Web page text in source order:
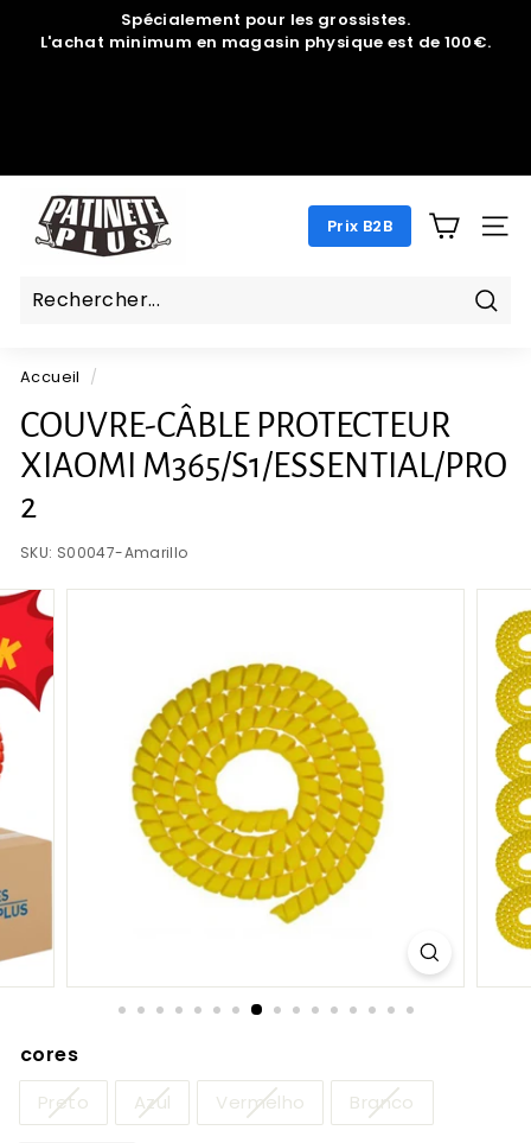
Diaporama
Spécialement pour les grossistes.
L'achat minimum en magasin physique est de 100€.
A
T
E
P
L
U
S.
O
M
Prix B2B
Accueil /
COUVRE-CÂBLE PROTECTEUR
XIAOMI M365/S1/ESSENTIAL/PRO
2
SKU: S00047-Amarillo
cores
Preto Azul Vermelho Branco